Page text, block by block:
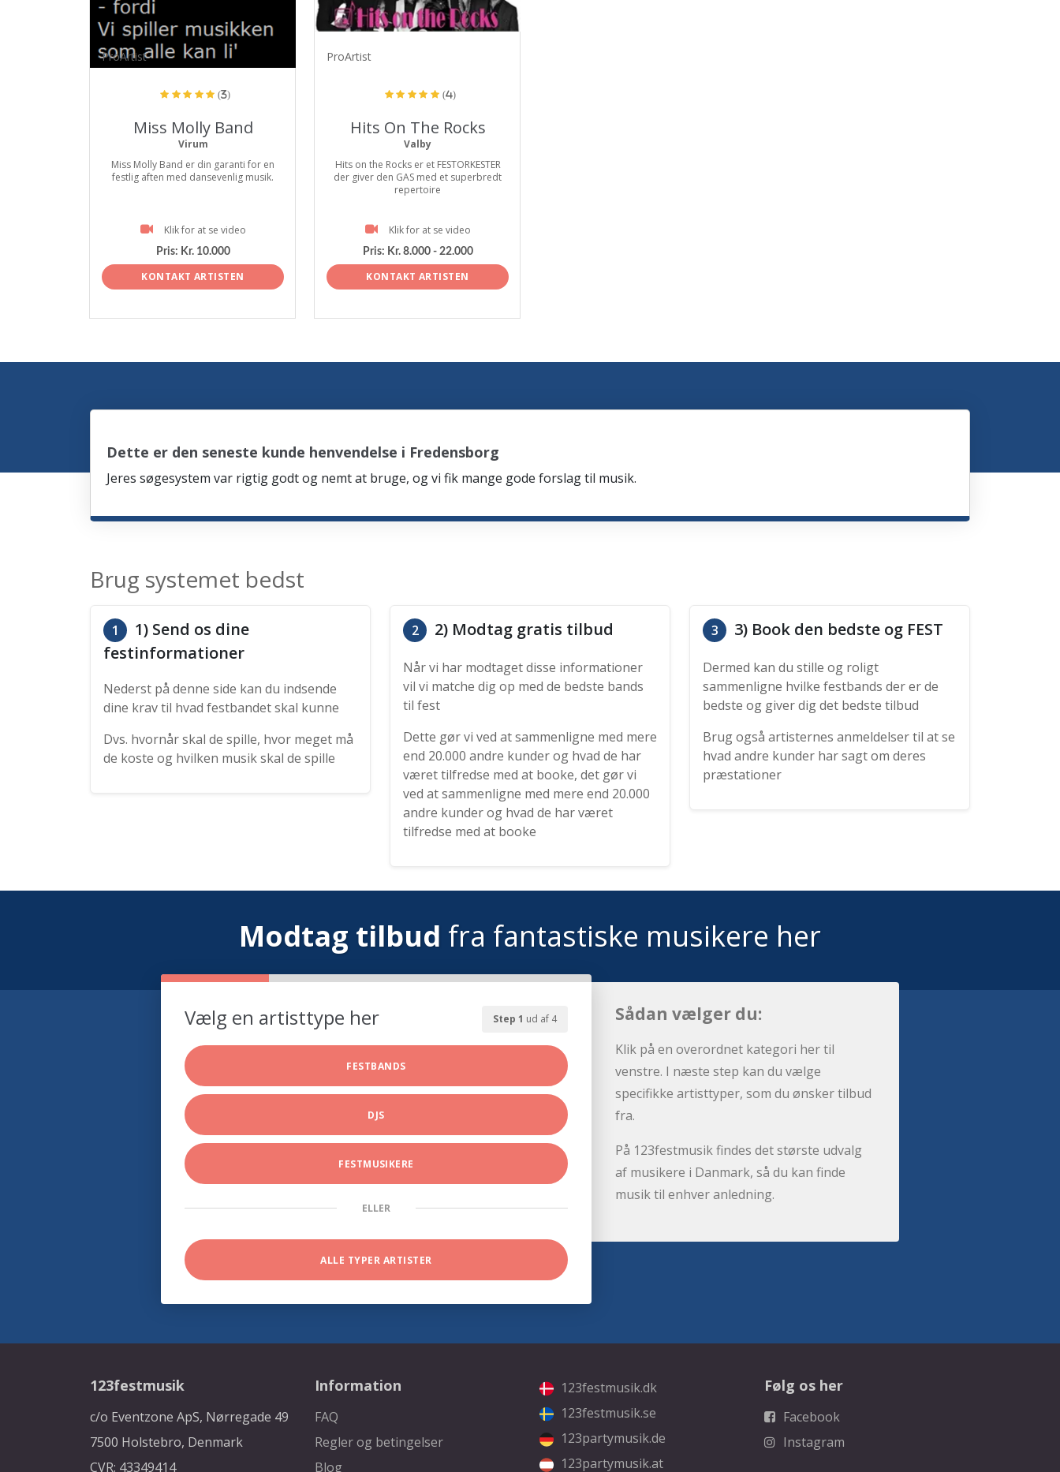
ProArtist
(3)
Miss Molly Band
Virum
Miss Molly Band er din garanti for en
festlig aften med dansevenlig musik.
Klik for at se video
Pris: Kr. 10.000
KONTAKT ARTISTEN
ProArtist
(4)
Hits On The Rocks
Valby
Hits on the Rocks er et FESTORKESTER
der giver den GAS med et superbredt
repertoire
Klik for at se video
Pris: Kr. 8.000 - 22.000
KONTAKT ARTISTEN
Dette er den seneste kunde henvendelse i Fredensborg
Jeres søgesystem var rigtig godt og nemt at bruge, og vi fik mange gode forslag til musik.
Brug systemet bedst
1
1) Send os dine
festinformationer
Nederst på denne side kan du indsende
dine krav til hvad festbandet skal kunne
Dvs. hvornår skal de spille, hvor meget må
de koste og hvilken musik skal de spille
2 2) Modtag gratis tilbud
Når vi har modtaget disse informationer
vil vi matche dig op med de bedste bands
til fest
Dette gør vi ved at sammenligne med mere
end 20.000 andre kunder og hvad de har
været tilfredse med at booke, det gør vi
ved at sammenligne med mere end 20.000
andre kunder og hvad de har været
tilfredse med at booke
3 3) Book den bedste og FEST
Dermed kan du stille og roligt
sammenligne hvilke festbands der er de
bedste og giver dig det bedste tilbud
Brug også artisternes anmeldelser til at se
hvad andre kunder har sagt om deres
præstationer
Modtag tilbud fra fantastiske musikere her
Step 1 ud af 4
Vælg en artisttype her
FESTBANDS
DJS
FESTMUSIKERE
ELLER
ALLE TYPER ARTISTER
Sådan vælger du:
Klik på en overordnet kategori her til
venstre. I næste step kan du vælge
specifikke artisttyper, som du ønsker tilbud
fra.
På 123festmusik findes det største udvalg
af musikere i Danmark, så du kan finde
musik til enhver anledning.
123festmusik
c/o Eventzone ApS, Nørregade 49
7500 Holstebro, Denmark
CVR: 43349414
Information
FAQ
Regler og betingelser
Blog
123festmusik.dk
123festmusik.se
123partymusik.de
123partymusik.at
Følg os her
Facebook
Instagram